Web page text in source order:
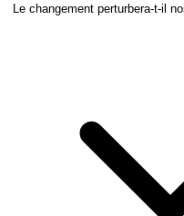
Le changement perturbera-t-il